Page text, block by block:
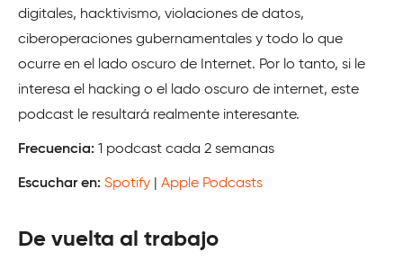
digitales, hacktivismo, violaciones de datos,
ciberoperaciones gubernamentales y todo lo que
ocurre en el lado oscuro de Internet. Por lo tanto, si le
interesa el hacking o el lado oscuro de internet, este
podcast le resultará realmente interesante.
Frecuencia: 1 podcast cada 2 semanas
Escuchar en: Spotify Apple Podcasts
De vuelta al trabajo